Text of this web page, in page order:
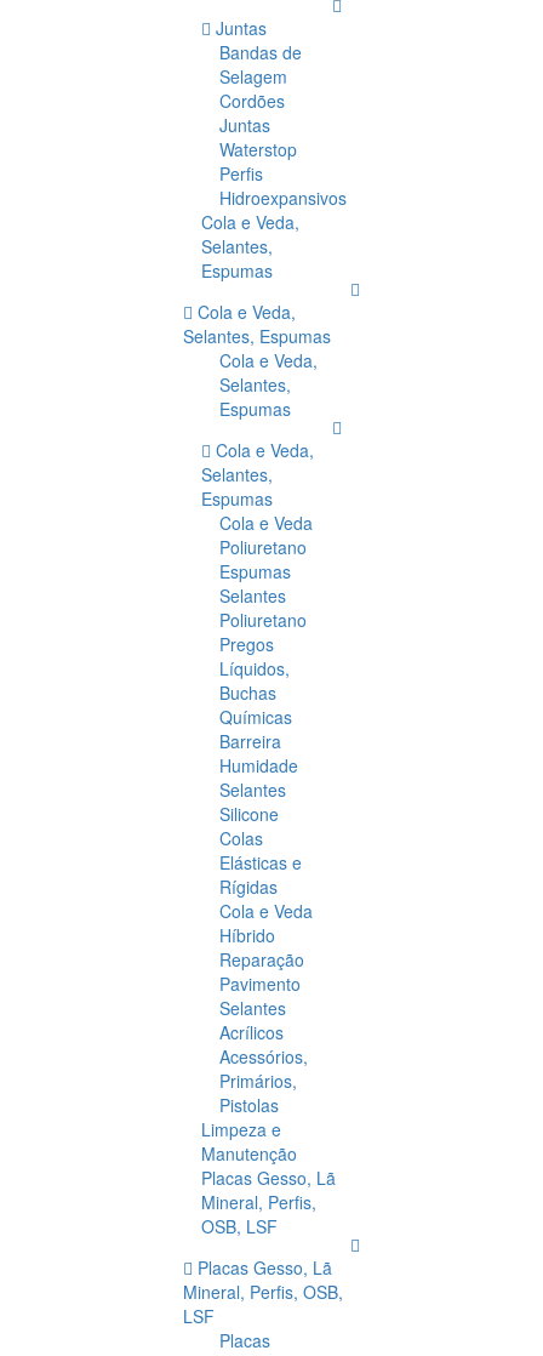
Juntas
Bandas de
Selagem
Cordões
Juntas
Waterstop
Perfis
Hidroexpansivos
Cola e Veda,
Selantes,
Espumas
Cola e Veda,
Selantes, Espumas
Cola e Veda,
Selantes,
Espumas
Cola e Veda,
Selantes,
Espumas
Cola e Veda
Poliuretano
Espumas
Selantes
Poliuretano
Pregos
Líquidos,
Buchas
Químicas
Barreira
Humidade
Selantes
Silicone
Colas
Elásticas e
Rígidas
Cola e Veda
Híbrido
Reparação
Pavimento
Selantes
Acrílicos
Acessórios,
Primários,
Pistolas
Limpeza e
Manutenção
Placas Gesso, Lã
Mineral, Perfis,
OSB, LSF
Placas Gesso, Lã
Mineral, Perfis, OSB,
LSF
Placas